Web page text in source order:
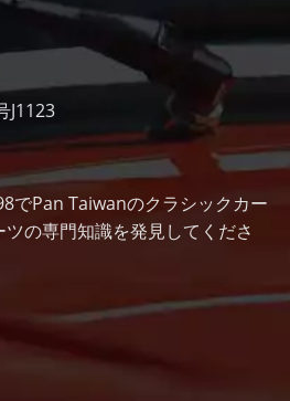
J1123
でPan Taiwanのクラシックカー
の専門知識を発見してくださ